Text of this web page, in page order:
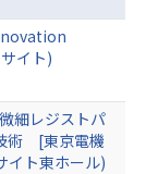
イト)
細レジストパ
術 [東京電機
イト東ホール)